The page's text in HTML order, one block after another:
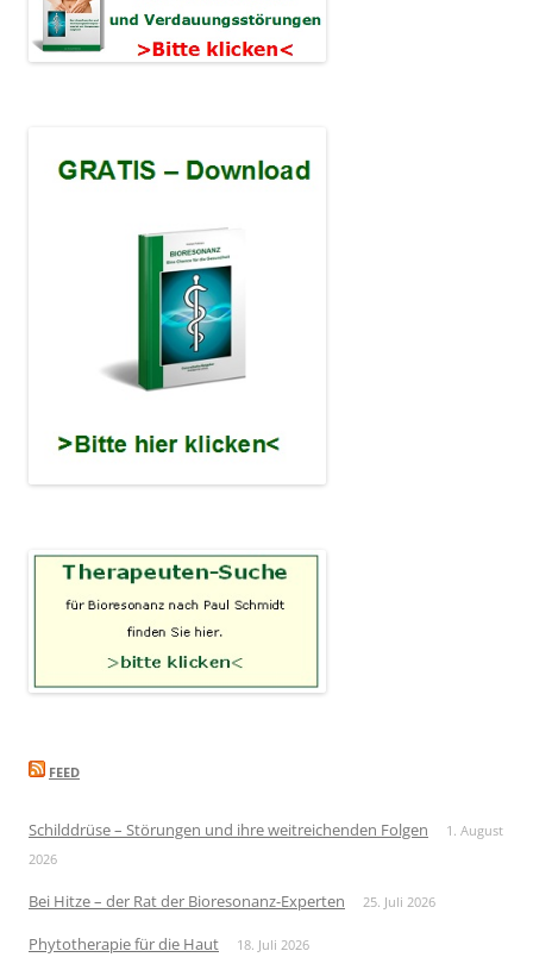
FEED
Schilddrüse – Störungen und ihre weitreichenden Folgen
1. August
2026
Bei Hitze – der Rat der Bioresonanz-Experten 25. Juli 2026
Phytotherapie für die Haut 18. Juli 2026